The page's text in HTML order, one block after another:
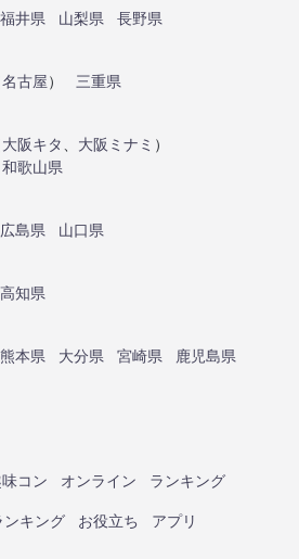
福井県 山梨県
長野県
名古屋）
三重県
大阪キタ 大阪ミナミ ）
和歌山県
広島県
山口県
高知県
熊本県 大分県 宮崎県
鹿児島県
コン オンライン ランキング
ンキング お役立ち アプリ